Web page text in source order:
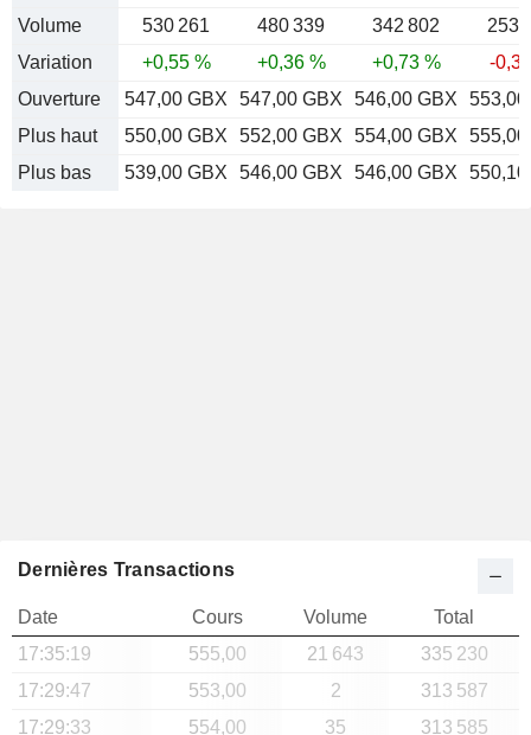
Volume
530 261 480 339 342 802
253
Variation
+0,55 % +0,36 % +0,73 %
-
Ouverture
547,00 GBX 547,00 GBX 546,00 GBX
Plus haut
550,00 GBX 552,00 GBX 554,00 GBX
Plus bas
539,00 GBX 546,00 GBX 546,00 GBX
Dernières Transactions
Date Cours Volume
Total
17:35:19
555,00 21 643
335 230
17:29:47
553,00 2
313 587
17:29:33
554,00 35
313 585